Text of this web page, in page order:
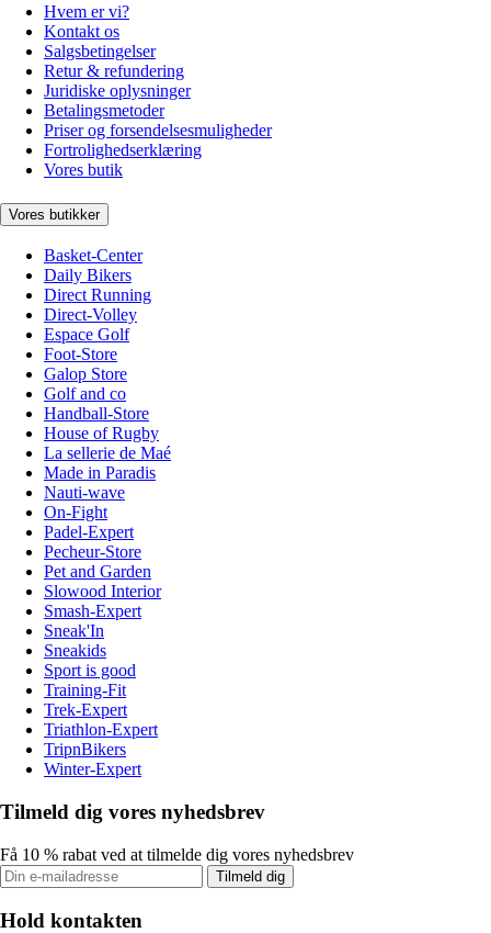
Hvem er vi?
Kontakt os
Salgsbetingelser
Retur & refundering
Juridiske oplysninger
Betalingsmetoder
Priser og forsendelsesmuligheder
Fortrolighedserklæring
Vores butik
Vores butikker
Basket-Center
Daily Bikers
Direct Running
Direct-Volley
Espace Golf
Foot-Store
Galop Store
Golf and co
Handball-Store
House of Rugby
La sellerie de Maé
Made in Paradis
Nauti-wave
On-Fight
Padel-Expert
Pecheur-Store
Pet and Garden
Slowood Interior
Smash-Expert
Sneak'In
Sneakids
Sport is good
Training-Fit
Trek-Expert
Triathlon-Expert
TripnBikers
Winter-Expert
Tilmeld dig vores nyhedsbrev
Få 10 % rabat ved at tilmelde dig vores nyhedsbrev
Tilmeld dig
Hold kontakten